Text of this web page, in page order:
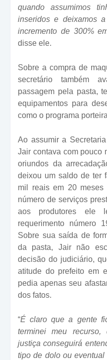
quando assumimos
inseridos e deixamos
incremento de 300%
disse ele.
Sobre a compra de
secretário também
passagem pela pasta,
equipamentos para
como o programa
Ao assumir a
Jair contava com pouco
oriundos da
deixou um saldo de ter
mil reais em 20
número de serviços
aos produtores ele
requerimento número
Sobre sua saída de
da pasta, Jair não
decisão do judiciário,
atitude do prefeito em
pedia apenas seu
dos fatos.
“É claro que a gente
terminei meu recurso,
justiça conseguirá
tipo de dolo ou